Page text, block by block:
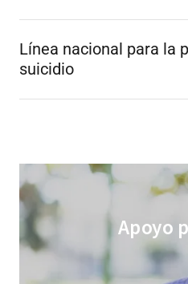
Línea nacional para la
suicidio
Apoyo